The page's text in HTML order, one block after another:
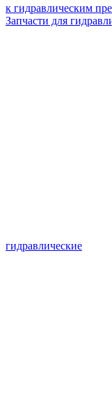
к гидравлическим
Запчасти для
гидравлические